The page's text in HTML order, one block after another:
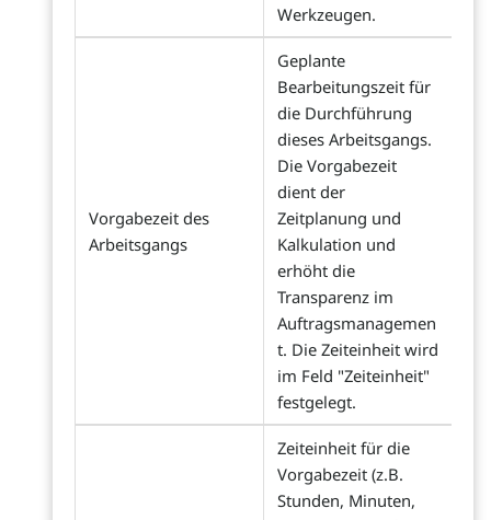
Werkzeugen.
Vorgabezeit des
Arbeitsgangs
Geplante
Bearbeitungszeit für
die Durchführung
dieses Arbeitsgangs.
Die Vorgabezeit
dient der
Zeitplanung und
Kalkulation und
erhöht die
Transparenz im
Auftragsmanagemen
t. Die Zeiteinheit wird
im Feld "Zeiteinheit"
festgelegt.
Zeiteinheit für die
Vorgabezeit (z.B.
Stunden, Minuten,